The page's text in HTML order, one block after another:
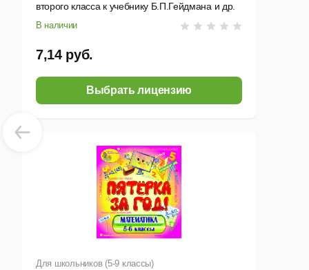
второго класса к учебнику Б.П.Гейдмана и др.
В наличии
7,14 руб.
Выбрать лицензию
Для школьников (5-9 классы)